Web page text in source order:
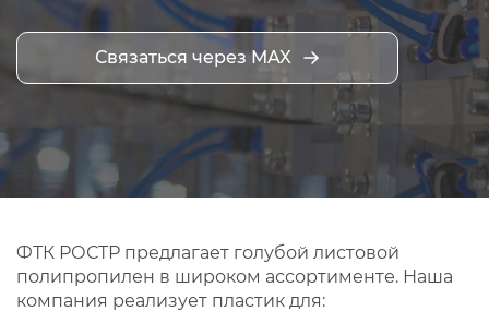
Связаться через MAX
ФТК РОСТР предлагает голубой листовой
полипропилен в широком ассортименте. Наша
компания реализует пластик для: